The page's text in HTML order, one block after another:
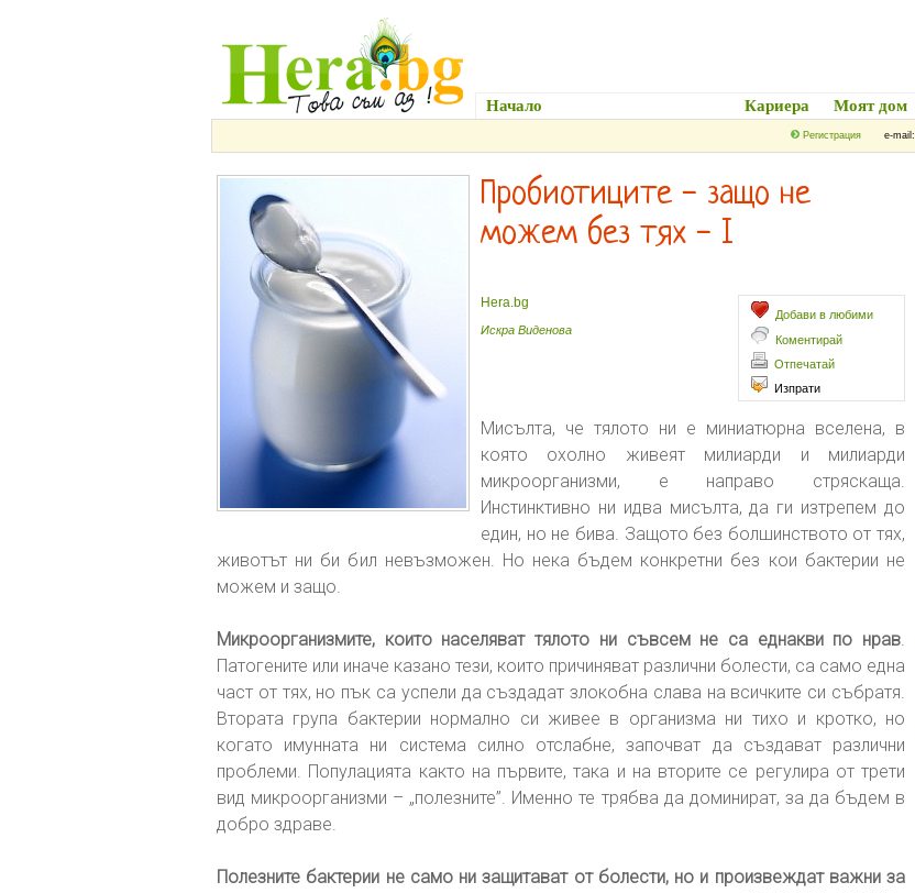
Начало Кариера Моят дом
Регистрация e-mail:
Пробиотиците - защо не
можем без тях - I
Добави в любими
Коментирай
Отпечатай
Изпрати
Hera.bg
Искра Виденова
Мисълта, че тялото ни е миниатюрна вселена, в
която охолно живеят милиарди и милиарди
микроорганизми, е направо стряскаща.
Инстинктивно ни идва мисълта, да ги изтрепем до
един, но не бива. Защото без болшинството от тях,
животът ни би бил невъзможен. Но нека бъдем конкретни без кои бактерии не
можем и защо.
Микроорганизмите, които населяват тялото ни съвсем не са еднакви по нрав.
Патогените или иначе казано тези, които причиняват различни болести, са само една
част от тях, но пък са успели да създадат злокобна слава на всичките си събратя.
Втората група бактерии нормално си живее в организма ни тихо и кротко, но
когато имунната ни система силно отслабне, започват да създават различни
проблеми. Популацията както на първите, така и на вторите се регулира от трети
вид микроорганизми – „полезните”. Именно те трябва да доминират, за да бъдем в
добро здраве.
Полезните бактерии не само ни защитават от болести, но и произвеждат важни за